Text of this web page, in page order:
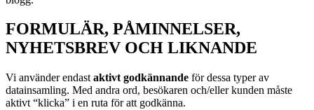
FORMULÄR, PÅMINNELSER,
NYHETSBREV OCH LIKNANDE
Vi använder endast aktivt godkännande för dessa typer av
datainsamling. Med andra ord, besökaren och/eller kunden måste
aktivt “klicka” i en ruta för att godkänna.